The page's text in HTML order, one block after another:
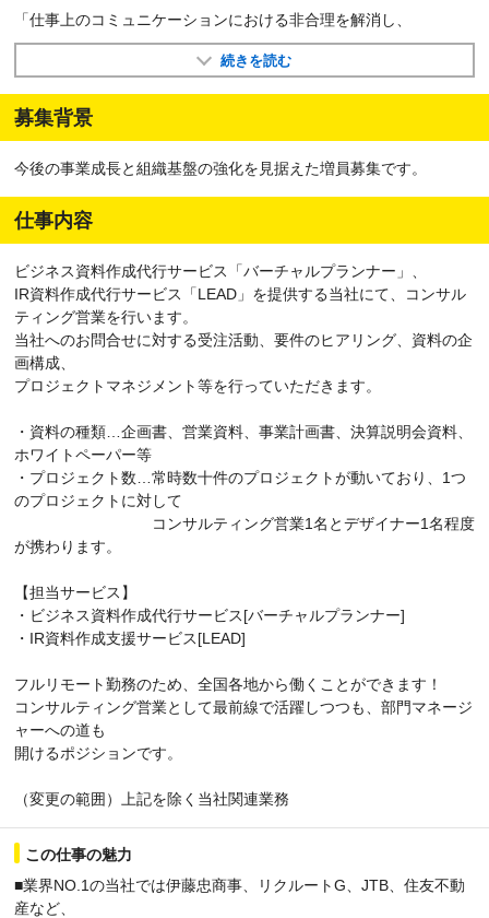
「仕事上のコミュニケーションにおける非合理を解消し、
続きを読む
募集背景
今後の事業成長と組織基盤の強化を見据えた増員募集です。
仕事内容
ビジネス資料作成代行サービス「バーチャルプランナー」、
IR資料作成代行サービス「LEAD」を提供する当社にて、コンサル
ティング営業を行います。
当社へのお問合せに対する受注活動、要件のヒアリング、資料の企
画構成、
プロジェクトマネジメント等を行っていただきます。
・資料の種類…企画書、営業資料、事業計画書、決算説明会資料、
ホワイトペーパー等
・プロジェクト数…常時数十件のプロジェクトが動いており、1つ
のプロジェクトに対して
コンサルティング営業1名とデザイナー1名程度
が携わります。
【担当サービス】
・ビジネス資料作成代行サービス[バーチャルプランナー]
・IR資料作成支援サービス[LEAD]
フルリモート勤務のため、全国各地から働くことができます！
コンサルティング営業として最前線で活躍しつつも、部門マネージ
ャーへの道も
開けるポジションです。
（変更の範囲）上記を除く当社関連業務
この仕事の魅力
■業界NO.1の当社では伊藤忠商事、リクルートG、JTB、住友不動
産など、